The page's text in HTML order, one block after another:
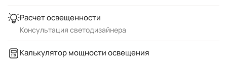
Расчет освещенности
Консультация светодизайнера
Калькулятор мощности освещения